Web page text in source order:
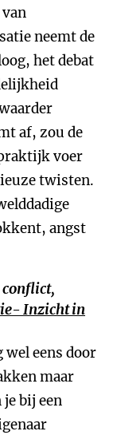
neemt de
het debat
af, zou de
voer
twisten.
angst
Inzicht in
wel eens door
maar
bij een